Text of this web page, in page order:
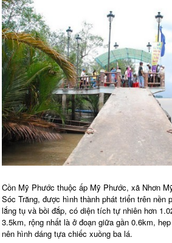
Cồn Mỹ Phước thuộc ấp Mỹ Phước, xã Nhơn
Sóc Trăng, được hình thành phát triển trên nền
lắng tụ và bồi đắp, có diện tích tự nhiên hơn
3.5km, rộng nhất là ở đoạn giữa gần 0.6km,
nên hình dáng tựa chiếc xuồng ba lá.